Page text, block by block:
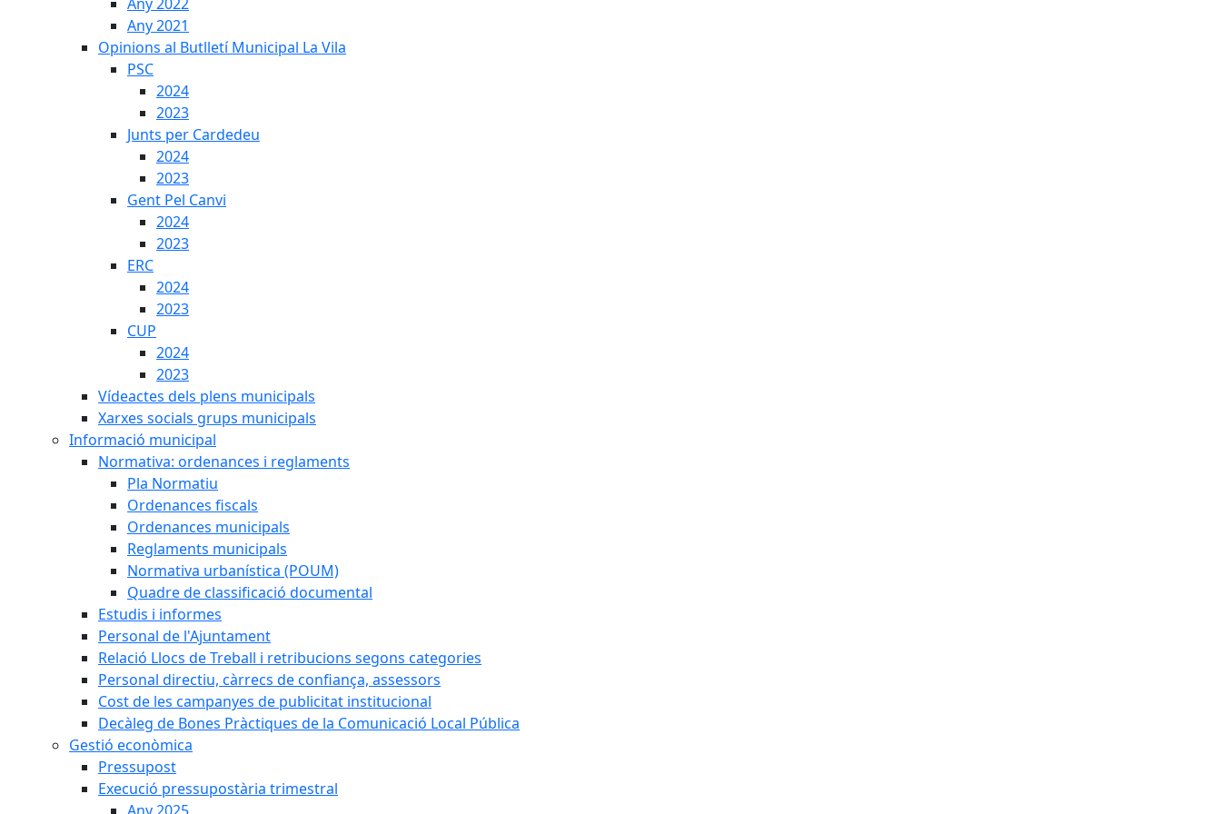
Any 2021
Opinions al Butlletí Municipal La Vila
PSC
2024
2023
Junts per Cardedeu
2024
2023
Gent Pel Canvi
2024
2023
ERC
2024
2023
CUP
2024
2023
Vídeactes dels plens municipals
Xarxes socials grups municipals
Informació municipal
Normativa: ordenances i reglaments
Pla Normatiu
Ordenances fiscals
Ordenances municipals
Reglaments municipals
Normativa urbanística (POUM)
Quadre de classificació documental
Estudis i informes
Personal de l'Ajuntament
Relació Llocs de Treball i retribucions segons categories
Personal directiu, càrrecs de confiança, assessors
Cost de les campanyes de publicitat institucional
Decàleg de Bones Pràctiques de la Comunicació Local Pública
Gestió econòmica
Pressupost
Execució pressupostària trimestral